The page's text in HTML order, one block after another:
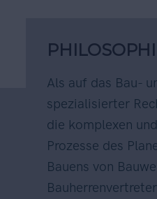
Als auf das Bau-
spezialisierter
die komplexen
Prozesse des
Bauens von